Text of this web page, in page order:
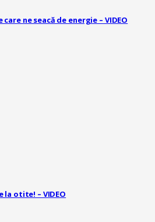
ne seacă de energie – VIDEO
la otite! – VIDEO